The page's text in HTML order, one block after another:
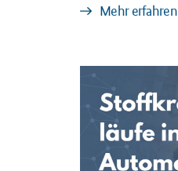
Mehr erfahren